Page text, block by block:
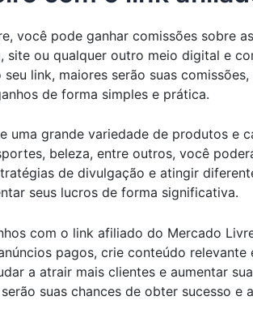
você pode ganhar comissões sobre
site ou qualquer outro meio digital e
link, maiores serão suas
de forma simples e prática.
uma grande variedade de produtos e
beleza, entre outros, você
de divulgação e atingir
seus lucros de forma significativa.
com o link afiliado do Mercado
pagos, crie conteúdo
a atrair mais clientes e aumentar
suas chances de obter sucesso e